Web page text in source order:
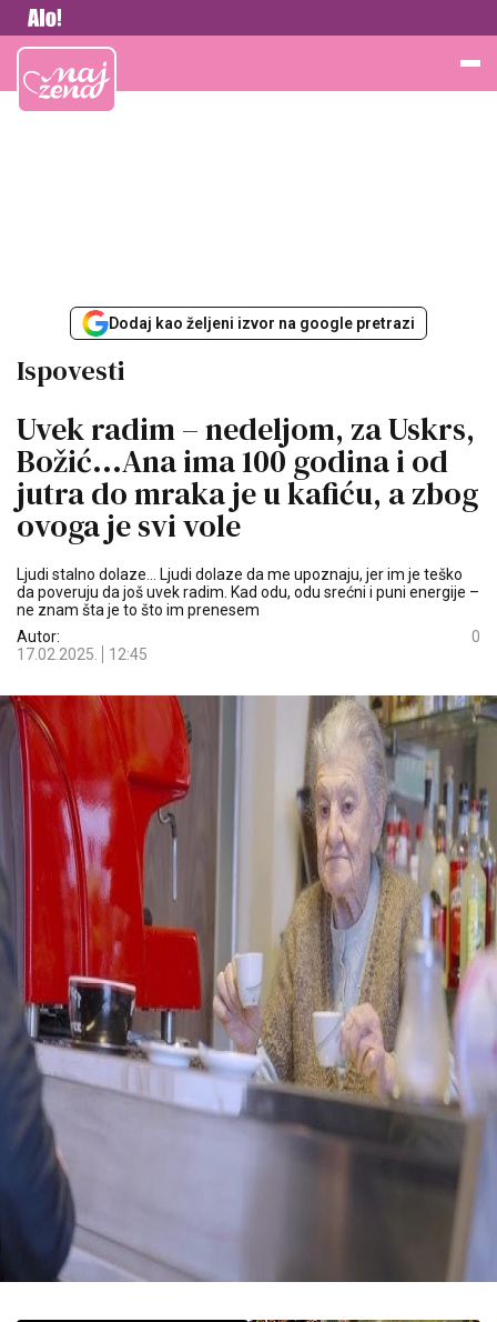
Vesti
Najžena
Dodaj kao željeni izvor na google pretrazi
Ispovesti
Uvek radim – nedeljom, za Uskrs,
Božić...Ana ima 100 godina i od
jutra do mraka je u kafiću, a zbog
ovoga je svi vole
Ljudi stalno dolaze... Ljudi dolaze da me upoznaju, jer im je teško
da poveruju da još uvek radim. Kad odu, odu srećni i puni energije –
ne znam šta je to što im prenesem
Autor:
17.02.2025.
12:45
0